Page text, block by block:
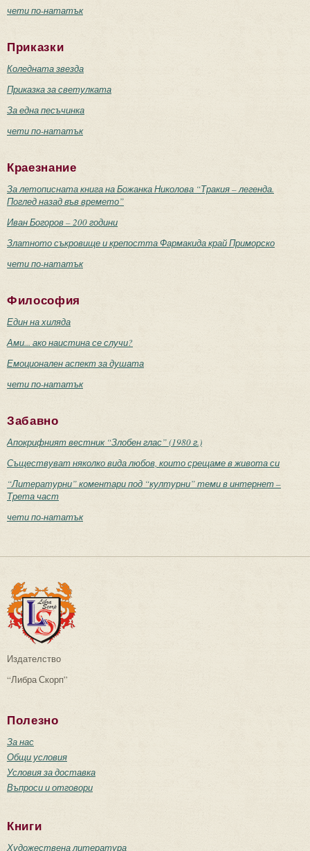
чети по-нататък
Приказки
Коледната звезда
Приказка за светулката
За една песъчинка
чети по-нататък
Краезнание
За летописната книга на Божанка Николова “Тракия – легенда.
Поглед назад във времето”
Иван Богоров – 200 години
Златното съкровище и крепостта Фармакида край Приморско
чети по-нататък
Философия
Един на хиляда
Ами... ако наистина се случи?
Емоционален аспект за душата
чети по-нататък
Забавно
Апокрифният вестник “Злобен глас” (1980 г.)
Съществуват няколко вида любов, които срещаме в живота си
“Литературни” коментари под “културни” теми в интернет –
Трета част
чети по-нататък
Издателство
“Либра Скорп”
Полезно
За нас
Общи условия
Условия за доставка
Въпроси и отговори
Книги
Художествена литература